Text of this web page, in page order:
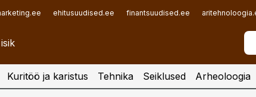
ehitusuudised.ee finantsuudised.ee
Kuritöö ja karistus Tehnika Seiklused Arheoloogia